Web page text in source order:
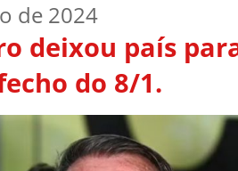
de 2024
deixou país
do 8/1.